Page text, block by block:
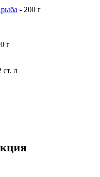
рыба - 200 г
г
ст. л